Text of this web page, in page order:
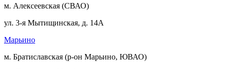
м. Алексеевская (СВАО)
ул. 3-я Мытищинская, д. 14А
Марьино
м. Братиславская (р-он Марьино, ЮВАО)